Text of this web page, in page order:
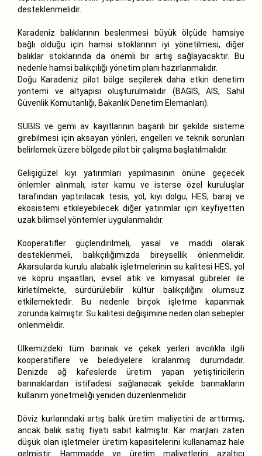
desteklenmelidir.
Karadeniz balıklarının beslenmesi büyük ölçüde hamsiye
bağlı olduğu için hamsi stoklarının iyi yönetilmesi, diğer
balıklar stoklarında da önemli bir artış sağlayacaktır. Bu
nedenle hamsi balıkçılığı yönetim planı hazırlanmalıdır.
Doğu Karadeniz pilot bölge seçilerek daha etkin denetim
yöntemi ve altyapısı oluşturulmalıdır (BAGIS, AIS, Sahil
Güvenlik Komutanlığı, Bakanlık Denetim Elemanları).
SUBIS ve gemi av kayıtlarının başarılı bir şekilde sisteme
girebilmesi için aksayan yönleri, engelleri ve teknik sorunları
belirlemek üzere bölgede pilot bir çalışma başlatılmalıdır.
Gelişigüzel kıyı yatırımları yapılmasının önüne geçecek
önlemler alınmalı, ister kamu ve isterse özel kuruluşlar
tarafından yaptırılacak tesis, yol, kıyı dolgu, HES, baraj ve
ekosistemi etkileyebilecek diğer yatırımlar için keyfiyetten
uzak bilimsel yöntemler uygulanmalıdır.
Kooperatifler güçlendirilmeli, yasal ve maddi olarak
desteklenmeli, balıkçılığımızda bireysellik önlenmelidir.
Akarsularda kurulu alabalık işletmelerinin su kalitesi HES, yol
ve köprü inşaatları, evsel atık ve kimyasal gübreler ile
kirletilmekte, sürdürülebilir kültür balıkçılığını olumsuz
etkilemektedir. Bu nedenle birçok işletme kapanmak
zorunda kalmıştır. Su kalitesi değişimine neden olan sebepler
önlenmelidir.
Ülkemizdeki tüm barınak ve çekek yerleri avcılıkla ilgili
kooperatiflere ve belediyelere kiralanmış durumdadır.
Denizde ağ kafeslerde üretim yapan yetiştiricilerin
barınaklardan istifadesi sağlanacak şekilde barınakların
kullanım yönetmeliği yeniden düzenlenmelidir.
Döviz kurlarındaki artış balık üretim maliyetini de arttırmış,
ancak balık satış fiyatı sabit kalmıştır. Kar marjları zaten
düşük olan işletmeler üretim kapasitelerini kullanamaz hale
gelmiştir. Hammadde ve üretim maliyetlerini azaltıcı